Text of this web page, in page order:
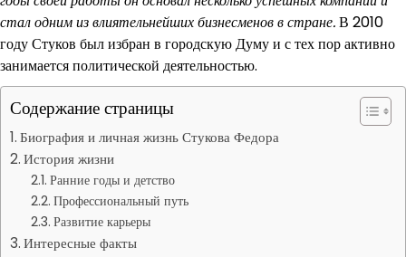
стал одним из влиятельнейших бизнесменов в стране.В 2010
году Стуков был избран в городскую Думу и с тех пор активно
занимается политической деятельностью.
Содержание страницы
Биография и личная жизнь Стукова Федора
История жизни
Ранние годы и детство
Профессиональный путь
Развитие карьеры
Интересные факты